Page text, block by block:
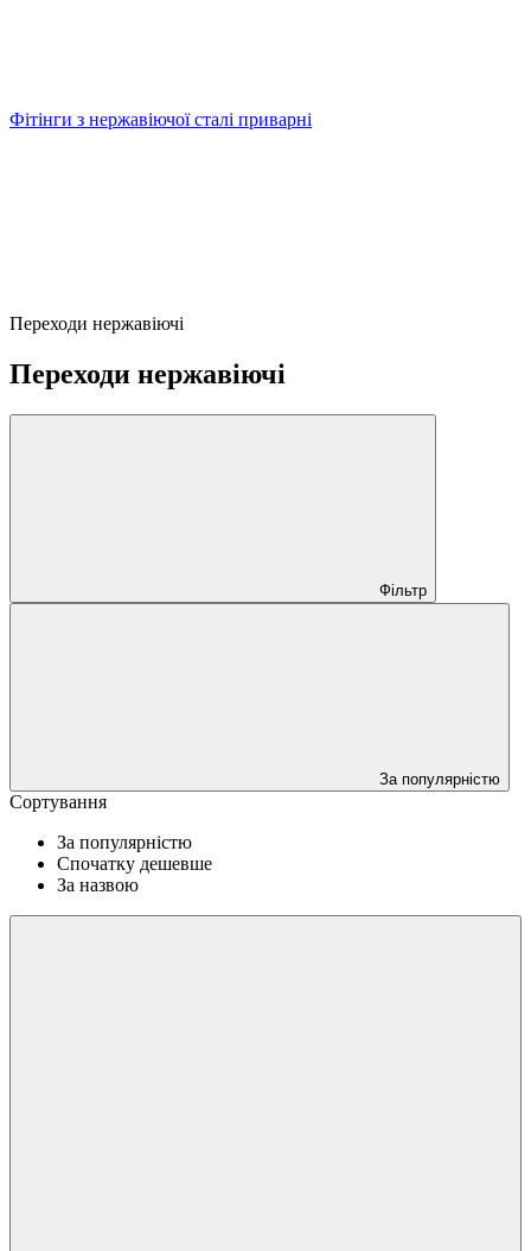
Фітінги з нержавіючої сталі приварні
Переходи нержавіючі
Переходи нержавіючі
Фільтр
За популярністю
Сортування
За популярністю
Спочатку дешевше
За назвою